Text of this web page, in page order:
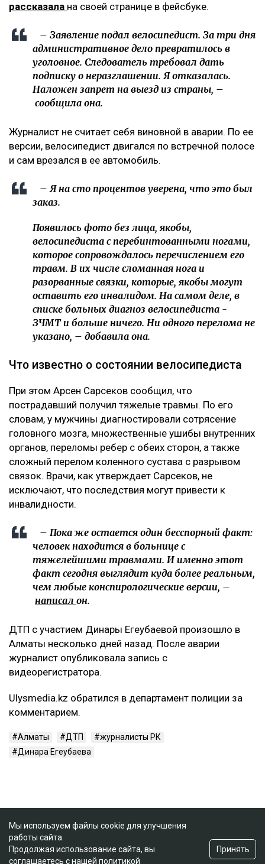
рассказала на своей странице в фейсбуке.
– Заявление подал велосипедист. За три дня
административное дело превратилось в
уголовное. Следователь требовал дать
подписку о неразглашении. Я отказалась.
Наложен запрет на выезд из страны, –
сообщила она.
Журналист не считает себя виновной в аварии. По ее
версии, велосипедист двигался по встречной полосе
и сам врезался в ее автомобиль.
– Я на сто процентов уверена, что это был
заказ.
Появилось фото без лица, якобы,
велосипедиста с перебинтованными ногами,
которое сопровождалось перечислением его
травм. В их числе сломанная нога и
разорванные связки, которые, якобы могут
оставить его инвалидом. На самом деле, в
списке больных диагноз велосипедиста -
ЗЧМТ и больше ничего. Ни одного перелома не
указано, – добавила она.
Что известно о состоянии велосипедиста
При этом Арсен Сарсеков сообщил, что
пострадавший получил тяжелые травмы. По его
словам, у мужчины диагностировали сотрясение
головного мозга, множественные ушибы внутренних
органов, переломы ребер с обеих сторон, а также
сложный перелом коленного сустава с разрывом
связок. Врачи, как утверждает Сарсеков, не
исключают, что последствия могут привести к
инвалидности.
– Пока же остается один бесспорный факт:
человек находится в больнице с
тяжелейшими травмами. И именно этот
факт сегодня выглядит куда более реальным,
чем любые конспирологические версии, –
написал он.
ДТП с участием Динары Егеубаевой произошло в
Алматы несколько дней назад. После аварии
журналист опубликовала запись с
видеорегистратора.
Ulysmedia.kz обратился в департамент полиции за
комментарием.
Алматы ДТП
журналисты РК
Динара Егеубаева
Мы используем файлы cookie для улучшения
работы сайта.
Продолжая использование сайта, вы
соглашаетесь с нашей политикой
Принять